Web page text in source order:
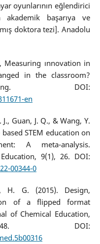
oyunlarının eğlendirici
başarıya ve
doktora tezi]. Anadolu
Measuring ınnovation in
in the classroom?
DOI:
en
Guan, J. Q., & Wang, Y.
STEM education on
A meta-analysis.
9(1), 26. DOI:
00344-0
H. G. (2015). Design,
of a flipped format
of Chemical Education,
DOI: